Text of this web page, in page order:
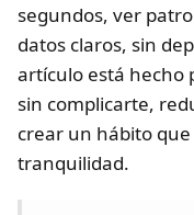
segundos, ver
datos claros, sin
artículo está hecho
sin complicarte,
crear un hábito
tranquilidad.